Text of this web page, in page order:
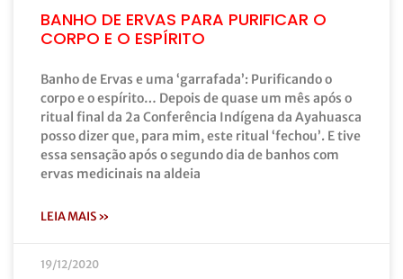
BANHO DE ERVAS PARA PURIFICAR O
CORPO E O ESPÍRITO
Banho de Ervas e uma ‘garrafada’: Purificando o
corpo e o espírito… Depois de quase um mês após o
ritual final da 2a Conferência Indígena da Ayahuasca
posso dizer que, para mim, este ritual ‘fechou’. E tive
essa sensação após o segundo dia de banhos com
ervas medicinais na aldeia
LEIA MAIS »
19/12/2020